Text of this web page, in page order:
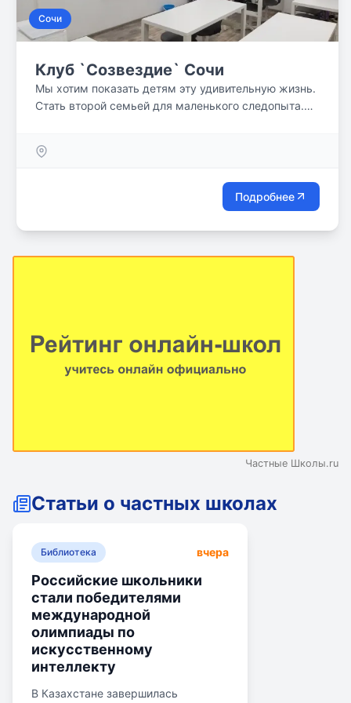
Сочи
Клуб `Созвездие` Сочи
Мы хотим показать детям эту удивительную жизнь.
Стать второй семьей для маленького следопыта.
во взрослой жизни.
Подробнее
Частные Школы.ru
Статьи о частных школах
Библиотека вчера
Российские школьники
стали победителями
международной
олимпиады по
искусственному
интеллекту
В Казахстане завершилась